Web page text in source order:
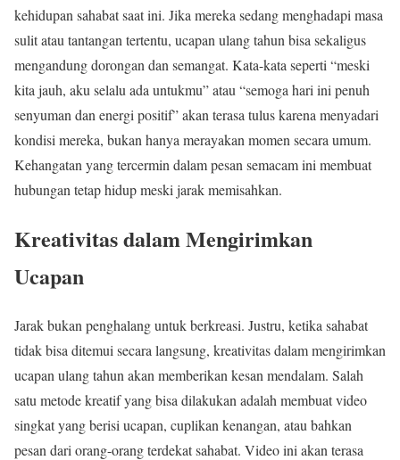
kehidupan sahabat saat ini. Jika mereka sedang menghadapi masa
sulit atau tantangan tertentu, ucapan ulang tahun bisa sekaligus
mengandung dorongan dan semangat. Kata-kata seperti “meski
kita jauh, aku selalu ada untukmu” atau “semoga hari ini penuh
senyuman dan energi positif” akan terasa tulus karena menyadari
kondisi mereka, bukan hanya merayakan momen secara umum.
Kehangatan yang tercermin dalam pesan semacam ini membuat
hubungan tetap hidup meski jarak memisahkan.
Kreativitas dalam Mengirimkan
Ucapan
Jarak bukan penghalang untuk berkreasi. Justru, ketika sahabat
tidak bisa ditemui secara langsung, kreativitas dalam mengirimkan
ucapan ulang tahun akan memberikan kesan mendalam. Salah
satu metode kreatif yang bisa dilakukan adalah membuat video
singkat yang berisi ucapan, cuplikan kenangan, atau bahkan
pesan dari orang-orang terdekat sahabat. Video ini akan terasa